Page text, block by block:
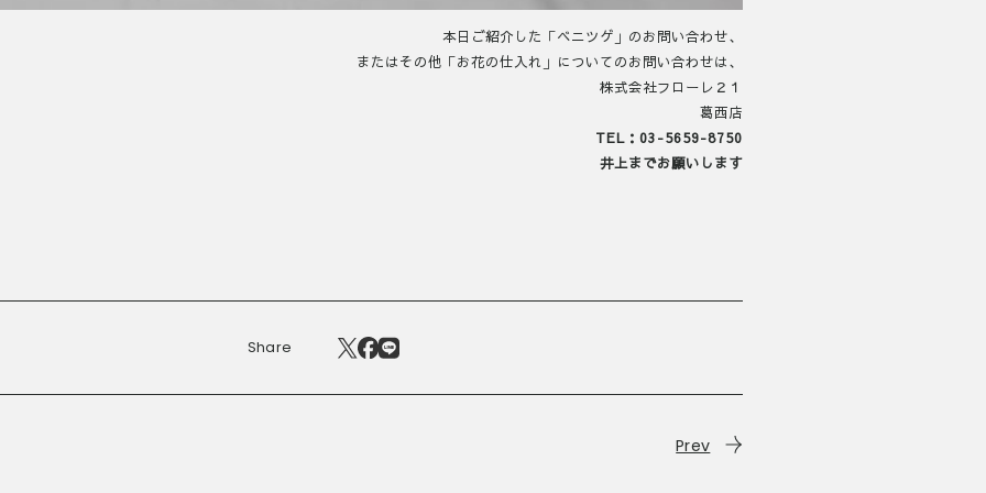
本日ご紹介した「ベニツゲ」のお問い合わせ、
またはその他「お花の仕入れ」についてのお問い合わせは、
株式会社フローレ２１
葛西店
TEL：03-5659-8750
井上までお願いします
Share
Prev